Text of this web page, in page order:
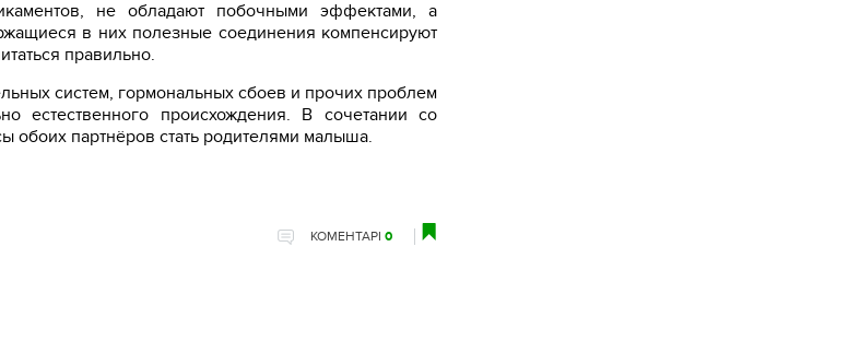
не обладают побочными эффектами, а
в них полезные соединения компенсируют
правильно.
систем, гормональных сбоев и прочих проблем
естественного происхождения. В сочетании со
партнёров стать родителями малыша.
КОМЕНТАРІ 0